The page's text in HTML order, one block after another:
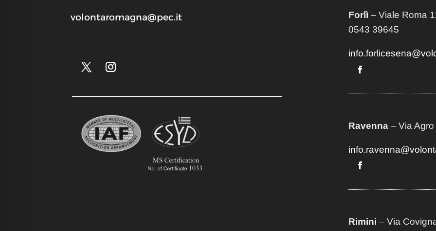
volontaromagna@pec.it Forlì – Viale Roma
0543 39645
Ravenna– Via Agro
Rimini – Via